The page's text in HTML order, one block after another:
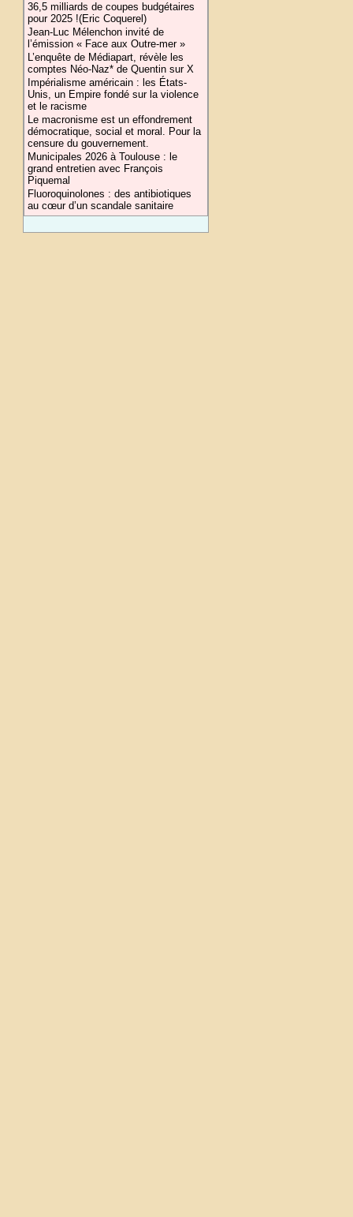
36,5 milliards de coupes budgétaires
pour 2025 !(Eric Coquerel)
Jean-Luc Mélenchon invité de
l’émission « Face aux Outre-mer »
L’enquête de Médiapart, révèle les
comptes Néo-Naz* de Quentin sur X
Impérialisme américain : les États-
Unis, un Empire fondé sur la violence
et le racisme
Le macronisme est un effondrement
démocratique, social et moral. Pour la
censure du gouvernement.
Municipales 2026 à Toulouse : le
grand entretien avec François
Piquemal
Fluoroquinolones : des antibiotiques
au cœur d’un scandale sanitaire